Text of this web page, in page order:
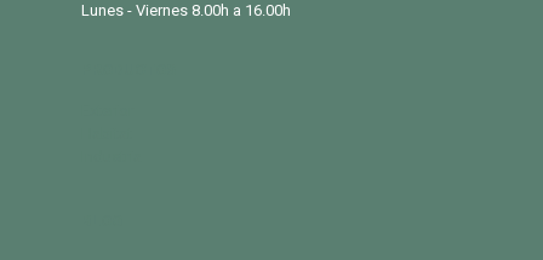
Lunes - Viernes 8.00h a 16.00h